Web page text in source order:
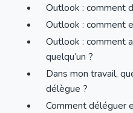
Outlook : comment
Outlook : comment
Outlook : comment
quelqu’un ?
Dans mon travail,
délègue ?
Comment déléguer